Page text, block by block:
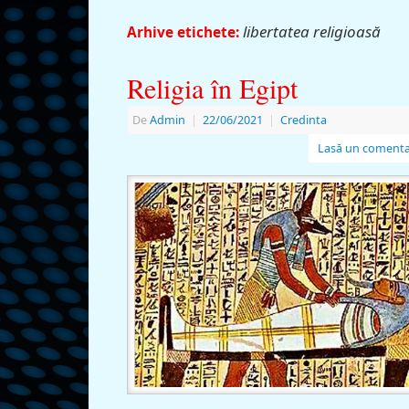
Arhive etichete:libertatea religioasă
Religia în Egipt
DeAdmin | 22/06/2021 | Credinta
Lasă un